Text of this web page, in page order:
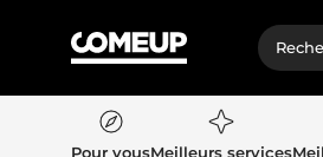
Pour vousMeilleurs services